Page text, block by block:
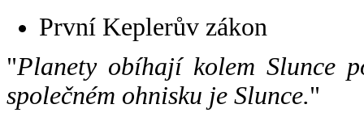
První Keplerův zákon
"Planety obíhají kolem Slunce
společném ohnisku je Slunce."